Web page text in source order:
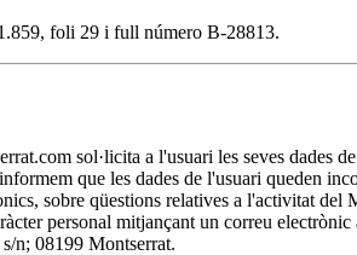
foli 29 i full número B-28813.
sol·licita a l'usuari les seves dades
que les dades de l'usuari
sobre qüestions relatives a l'activitat
personal mitjançant un correu
08199 Montserrat.